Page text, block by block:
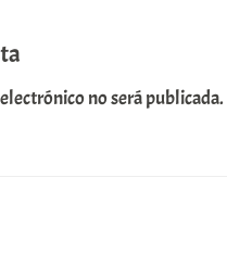
no será publicada.